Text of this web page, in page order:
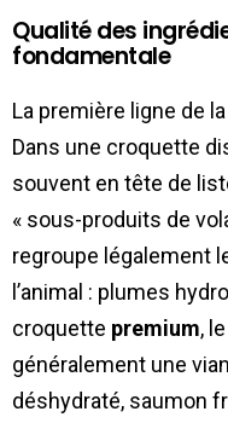
Qualité des
fondamentale
La première ligne de
Dans une croquette
souvent en tête de
« sous-produits de
regroupe légalement
l’animal : plumes
croquette premium,
généralement une
déshydraté, saumon